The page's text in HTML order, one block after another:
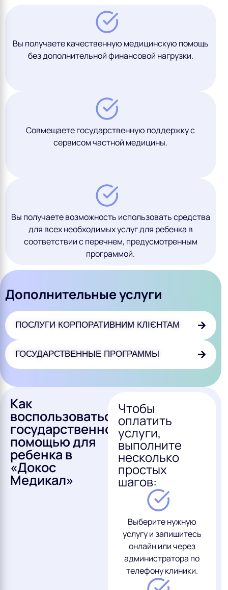
Вы получаете качественную медицинскую помощь
без дополнительной финансовой нагрузки.
Совмещаете государственную поддержку с
сервисом частной медицины.
Вы получаете возможность использовать средства
для всех необходимых услуг для ребенка в
соответствии с перечнем, предусмотренным
программой.
Дополнительные услуги
ПОСЛУГИ КОРПОРАТИВНИМ КЛІЄНТАМ
ГОСУДАРСТВЕННЫЕ ПРОГРАММЫ
Как
воспользоваться
государственной
помощью для
ребенка в
«Докос
Медикал»
Чтобы
оплатить
услуги,
выполните
несколько
простых
шагов:
Выберите нужную
услугу и запишитесь
онлайн или через
администратора по
телефону клиники.